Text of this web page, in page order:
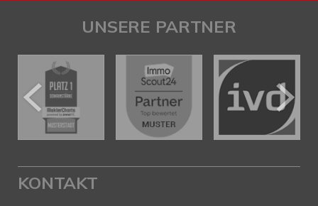
UNSERE PARTNER
KONTAKT